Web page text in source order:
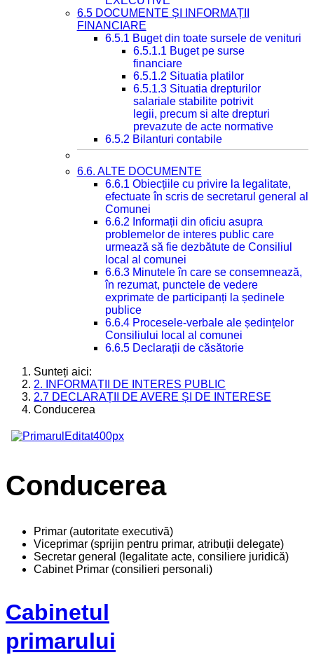
6.5 DOCUMENTE ȘI INFORMAȚII
FINANCIARE
6.5.1 Buget din toate sursele de venituri
6.5.1.1 Buget pe surse
financiare
6.5.1.2 Situatia platilor
6.5.1.3 Situatia drepturilor
salariale stabilite potrivit
legii, precum si alte drepturi
prevazute de acte normative
6.5.2 Bilanturi contabile
6.6. ALTE DOCUMENTE
6.6.1 Obiecțiile cu privire la legalitate,
efectuate în scris de secretarul general al
Comunei
6.6.2 Informații din oficiu asupra
problemelor de interes public care
urmează să fie dezbătute de Consiliul
local al comunei
6.6.3 Minutele în care se consemnează,
în rezumat, punctele de vedere
exprimate de participanți la ședinele
publice
6.6.4 Procesele-verbale ale ședințelor
Consiliului local al comunei
6.6.5 Declarații de căsătorie
Sunteți aici:
2. INFORMAȚII DE INTERES PUBLIC
2.7 DECLARAȚII DE AVERE ȘI DE INTERESE
Conducerea
Conducerea
Primar (autoritate executivă)
Viceprimar (sprijin pentru primar, atribuții delegate)
Secretar general (legalitate acte, consiliere juridică)
Cabinet Primar (consilieri personali)
Cabinetul
primarului